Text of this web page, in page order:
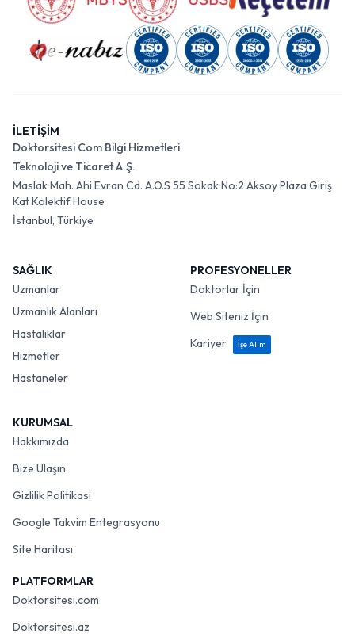
İLETİŞİM
Doktorsitesi Com Bilgi Hizmetleri
Teknoloji ve Ticaret A.Ş.
Maslak Mah. Ahi Evran Cd. A.O.S 55 Sokak No:2 Aksoy Plaza Giriş
Kat Kolektif House
İstanbul, Türkiye
SAĞLIK
Uzmanlar
Uzmanlık Alanları
Hastalıklar
Hizmetler
Hastaneler
PROFESYONELLER
Doktorlar İçin
Web Siteniz İçin
Kariyer
İşe Alım
KURUMSAL
Hakkımızda
Bize Ulaşın
Gizlilik Politikası
Google Takvim Entegrasyonu
Site Haritası
PLATFORMLAR
Doktorsitesi.com
Doktorsitesi.az